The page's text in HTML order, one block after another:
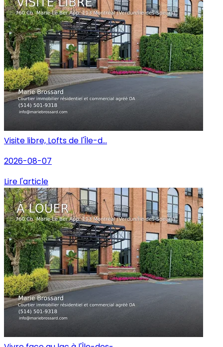
Visite libre, Lofts de l'Île-d...
2026-08-07
Lire l'article